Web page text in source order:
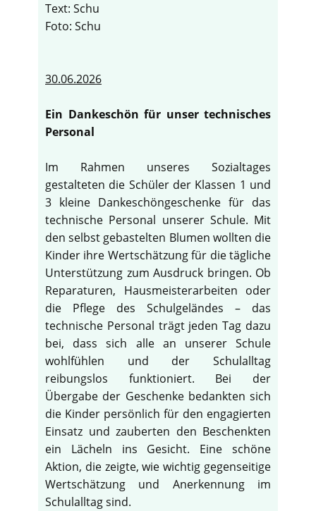
Text: Schu
Foto: Schu
30.06.2026
Ein Dankeschön für unser technisches
Personal
Im Rahmen unseres Sozialtages
gestalteten die Schüler der Klassen 1 und
3 kleine Dankeschöngeschenke für das
technische Personal unserer Schule. Mit
den selbst gebastelten Blumen wollten die
Kinder ihre Wertschätzung für die tägliche
Unterstützung zum Ausdruck bringen. Ob
Reparaturen, Hausmeisterarbeiten oder
die Pflege des Schulgeländes – das
technische Personal trägt jeden Tag dazu
bei, dass sich alle an unserer Schule
wohlfühlen und der Schulalltag
reibungslos funktioniert. Bei der
Übergabe der Geschenke bedankten sich
die Kinder persönlich für den engagierten
Einsatz und zauberten den Beschenkten
ein Lächeln ins Gesicht. Eine schöne
Aktion, die zeigte, wie wichtig gegenseitige
Wertschätzung und Anerkennung im
Schulalltag sind.